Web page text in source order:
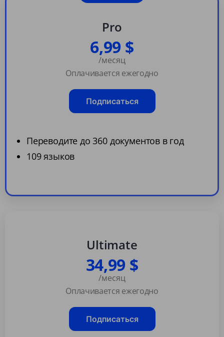
Pro
6,99 $
/месяц
Оплачивается ежегодно
Подписаться
Переводите до 360 документов в год
109 языков
Ultimate
34,99 $
/месяц
Оплачивается ежегодно
Подписаться